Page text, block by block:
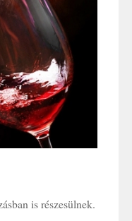
is részesülnek.